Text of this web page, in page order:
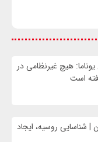
هیچ غیرنظامی در
است
| شناسایی روسیه، ایجاد